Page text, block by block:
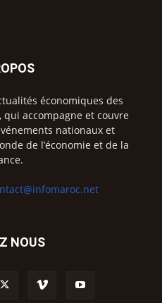
économiques des
accompagne et couvre
nationaux et
de l’économie et de la
NOUS